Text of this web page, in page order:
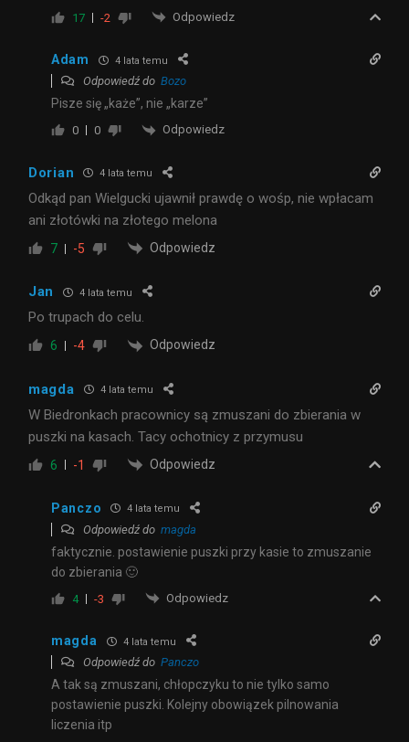
17 -2 Odpowiedz
Adam 4 lata temu
Odpowiedź do Bozo
Pisze się „każe”, nie „karze”
0 0 Odpowiedz
Dorian 4 lata temu
Odkąd pan Wielgucki ujawnił prawdę o wośp, nie wpłacam
ani złotówki na złotego melona
7 -5 Odpowiedz
Jan 4 lata temu
Po trupach do celu.
6 -4 Odpowiedz
magda 4 lata temu
W Biedronkach pracownicy są zmuszani do zbierania w
puszki na kasach. Tacy ochotnicy z przymusu
6 -1 Odpowiedz
Panczo 4 lata temu
Odpowiedź do magda
faktycznie. postawienie puszki przy kasie to zmuszanie
do zbierania 🙂
4 -3 Odpowiedz
magda 4 lata temu
Odpowiedź do Panczo
A tak są zmuszani, chłopczyku to nie tylko samo
postawienie puszki. Kolejny obowiązek pilnowania
liczenia itp